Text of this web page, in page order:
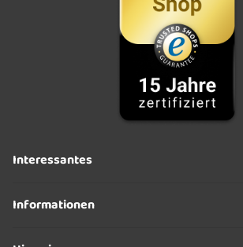
Interessantes
Informationen